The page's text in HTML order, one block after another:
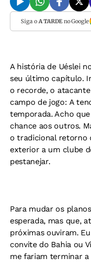
Siga o A TARDEno Google
A história de Uéslei
seu último capítulo.
o recorde, o
campo de jogo: A
temporada. Acho
chance aos outros.
o tradicional retorno
exterior a um clube
pestanejar.
Para mudar os
esperada, mas que,
próximas ouviram.
convite do Bahia ou
me fariam terminar